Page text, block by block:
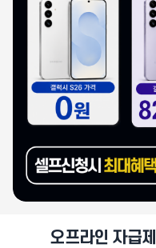
오프라인 자급